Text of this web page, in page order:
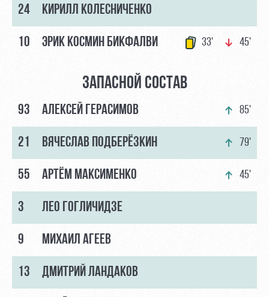
24 КИРИЛЛ КОЛЕСНИЧЕНКО
10 ЭРИК КОСМИН БИКФАЛВИ 33' 45'
ЗАПАСНОЙ СОСТАВ
93 АЛЕКСЕЙ ГЕРАСИМОВ 85'
21 ВЯЧЕСЛАВ ПОДБЕРЁЗКИН 79'
55 АРТЁМ МАКСИМЕНКО 45'
3 ЛЕО ГОГЛИЧИДЗЕ
9 МИХАИЛ АГЕЕВ
13 ДМИТРИЙ ЛАНДАКОВ